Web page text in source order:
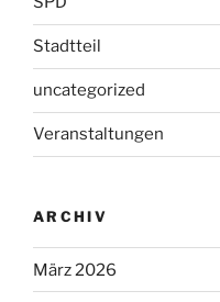
Stadtteil
uncategorized
Veranstaltungen
ARCHIV
März 2026